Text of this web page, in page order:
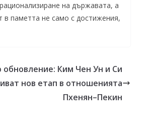
на държавата, а
паметта не само с достижения,
обновление: Ким Чен Ун и Си
нов етап в отношенията
Пхенян–Пекин